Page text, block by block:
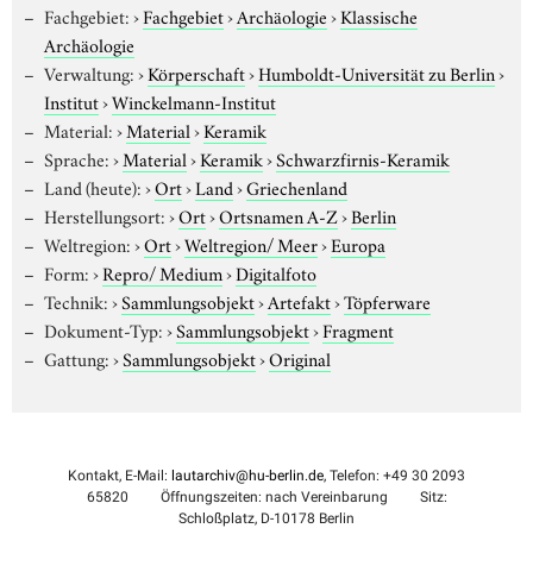
Fachgebiet:›Fachgebiet›Archäologie›Klassische
Archäologie
Verwaltung:›Körperschaft›Humboldt-Universität zu Berlin›
Institut›Winckelmann-Institut
Material:›Material›Keramik
Sprache:›Material›Keramik›Schwarzfirnis-Keramik
Land (heute):›Ort›Land›Griechenland
Herstellungsort:›Ort›Ortsnamen A-Z›Berlin
Weltregion:›Ort›Weltregion/ Meer›Europa
Form:›Repro/ Medium›Digitalfoto
Technik:›Sammlungsobjekt›Artefakt›Töpferware
Dokument-Typ:›Sammlungsobjekt›Fragment
Gattung:›Sammlungsobjekt›Original
Kontakt, E-Mail: lautarchiv@hu-berlin.de, Telefon: +49 30 2093
65820
Öffnungszeiten: nach Vereinbarung
Sitz:
Schloßplatz, D-10178 Berlin